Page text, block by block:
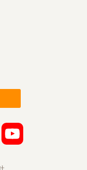
！ とても気分の良
とうございまし